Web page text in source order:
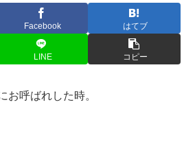
Facebook はてブ
LINE コピー
お呼ばれした時。